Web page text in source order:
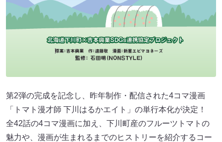
第2弾の完成を記念し、昨年制作・配信された4コマ漫画
「トマト漫才師 下川はるかエイト」の単行本化が決定！
全42話の4コマ漫画に加え、下川町産のフルーツトマトの
魅力や、漫画が生まれるまでのヒストリーを紹介するコー